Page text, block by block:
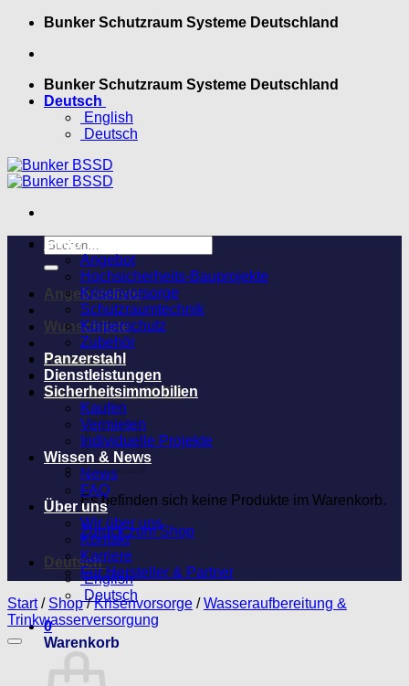
Zum
springen
Bunker Schutzraum Systeme Deutschland
Bunker Schutzraum Systeme Deutschland
Deutsch
English
Deutsch
Suchen
nach:
Angebotsliste
Wunschliste
Anmelden
Warenkorb /0,00€ 0
Es befinden sich keine Produkte im Warenkorb.
Zurück zum Shop
Deutsch
English
Deutsch
0
Warenkorb
Shop
Angebot
Hochsicherheits-Bauprojekte
Krisenvorsorge
Schutzraumtechnik
Körperschutz
Zubehör
Panzerstahl
Dienstleistungen
Sicherheitsimmobilien
Kaufen
Vermieten
Individuelle Projekte
Wissen & News
News
FAQ
Über uns
Wir über uns
Kontakt
Karriere
Für Hersteller & Partner
Start / Shop / Krisenvorsorge / Wasseraufbereitung &
Trinkwasserversorgung